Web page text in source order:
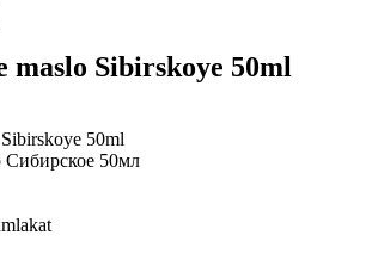
maslo Sibirskoye 50ml
50ml
Сибирское 50мл